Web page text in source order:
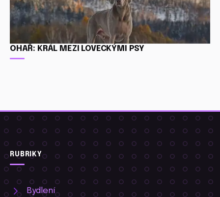
OHAŘ: KRÁL MEZI LOVECKÝMI PSY
RUBRIKY
Bydlení